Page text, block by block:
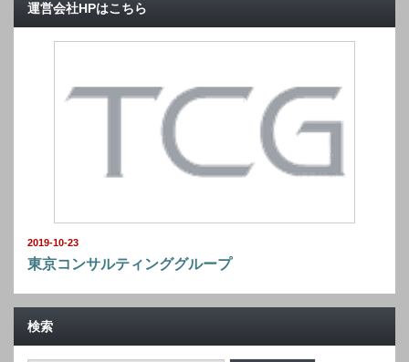
運営会社HPはこちら
2019-10-23
東京コンサルティンググループ
検索